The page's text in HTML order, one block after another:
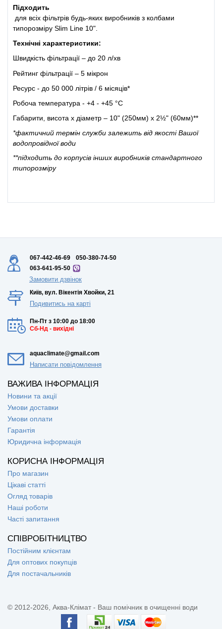
Підходить
для всіх фільтрів будь-яких виробників з колбами
типорозміру Slim Line 10".
Технічні характеристики:
Швидкість фільтрації – до 20 л/хв
Рейтинг фільтрації – 5 мікрон
Ресурс - до 50 000 літрів / 6 місяців*
Робоча температура - +4 - +45 °С
Габарити, висота х діаметр – 10" (250мм) х 2½" (60мм)**
*фактичний термін служби залежить від якості Вашої
водопровідної води
**підходить до корпусів інших виробників стандартного
типорозміру
067-442-46-69
050-380-74-50
063-641-95-50
Замовити дзвінок
Київ, вул. Вікентія Хвойки, 21
Подивитись на карті
Пн-Пт з 10:00 до 18:00
Сб-Нд - вихідні
aquaclimate@gmail.com
Написати повідомлення
ВАЖИВА ІНФОРМАЦІЯ
Новини та акції
Умови доставки
Умови оплати
Гарантія
Юридична інформація
КОРИСНА ІНФОРМАЦІЯ
Про магазин
Цікаві статті
Огляд товарів
Наші роботи
Часті запитання
СПІВРОБІТНИЦТВО
Постійним клієнтам
Для оптових покупців
Для постачальників
© 2012-2026, Аква-Клімат - Ваш помічник в очищенні води